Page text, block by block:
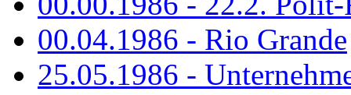
00.04.1986 - Rio Grande
25.05.1986 -